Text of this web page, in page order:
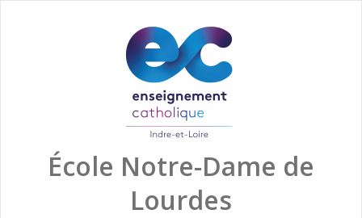
École Notre-Dame de
Lourdes